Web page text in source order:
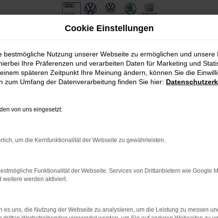
bestimmter Seiten verhindern. Funktioniert die Seite in
dem neuesten Stand sind.
kann auch dazu führen, dass bestimmte Funktionen nicht
Cookie Einstellungen
bestmögliche Nutzung unserer Webseite zu ermöglichen und unsere
Ihre Präferenzen und verarbeiten Daten für Marketing und
späteren Zeitpunkt Ihre Meinung ändern, können Sie die
zum Umfang der Datenverarbeitung finden Sie hier:
von uns eingesetzt:
um die Kernfunktionalität der Webseite zu gewährleisten.
Funktionalität der Webseite. Services von Drittanbietern wie Google
weitere werden aktiviert.
es uns, die Nutzung der Webseite zu analysieren, um die Leistung zu messen